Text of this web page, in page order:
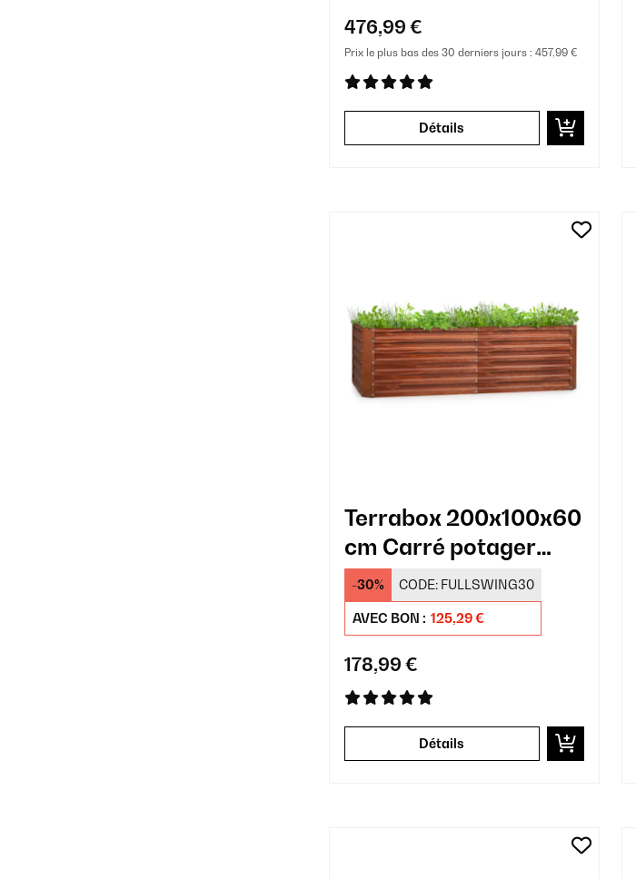
476,99 €
Prix le plus bas des 30 derniers jours : 457,99 €
Détails
Terrabox 200x100x60
cm Carré potager
Effet rouille
-30% CODE: FULLSWING30
AVEC BON : 125,29 €
178,99 €
Détails